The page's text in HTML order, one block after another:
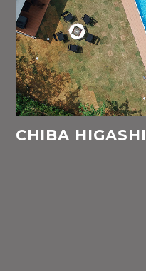
CHIBA HIGASHI